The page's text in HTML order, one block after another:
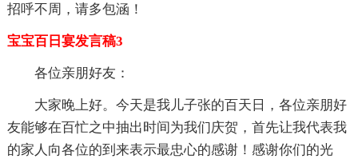
招呼不周，请多包涵！
宝宝百日宴发言稿3
各位亲朋好友：
大家晚上好。今天是我儿子张的百天日，各位亲朋好
友能够在百忙之中抽出时间为我们庆贺，首先让我代表我
的家人向各位的到来表示最忠心的感谢！感谢你们的光